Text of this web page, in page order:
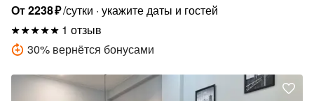
От2238₽/сутки укажите даты и гостей
1 отзыв
30% вернётся бонусами